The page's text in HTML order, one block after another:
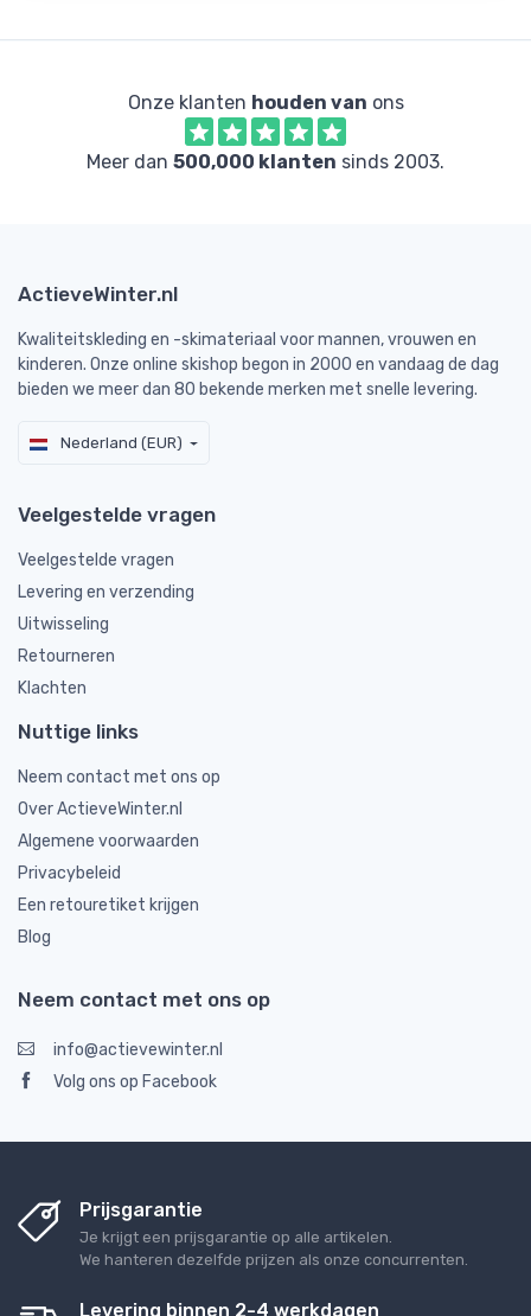
Onze klanten houden van ons
Meer dan 500,000 klanten sinds 2003.
ActieveWinter.nl
Kwaliteitskleding en -skimateriaal voor mannen, vrouwen en
kinderen. Onze online skishop begon in 2000 en vandaag de dag
bieden we meer dan 80 bekende merken met snelle levering.
Nederland (EUR)
Veelgestelde vragen
Veelgestelde vragen
Levering en verzending
Uitwisseling
Retourneren
Klachten
Nuttige links
Neem contact met ons op
Over ActieveWinter.nl
Algemene voorwaarden
Privacybeleid
Een retouretiket krijgen
Blog
Neem contact met ons op
info@actievewinter.nl
Volg ons op Facebook
Prijsgarantie
Je krijgt een prijsgarantie op alle artikelen.
We hanteren dezelfde prijzen als onze concurrenten.
Levering binnen 2-4 werkdagen